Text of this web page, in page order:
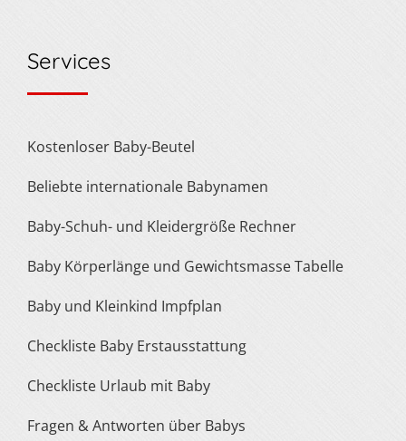
Services
Kostenloser Baby-Beutel
Beliebte internationale Babynamen
Baby-Schuh- und Kleidergröße Rechner
Baby Körperlänge und Gewichtsmasse Tabelle
Baby und Kleinkind Impfplan
Checkliste Baby Erstausstattung
Checkliste Urlaub mit Baby
Fragen & Antworten über Babys